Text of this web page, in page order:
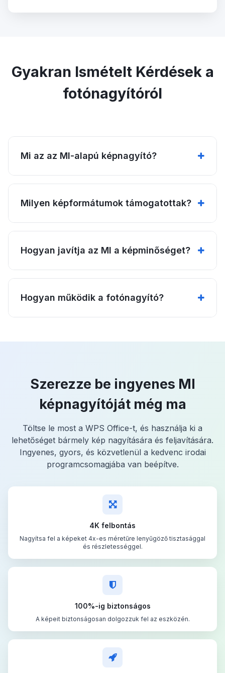
Gyakran Ismételt Kérdések a
fotónagyítóról
Mi az az MI-alapú képnagyító?
Milyen képformátumok támogatottak?
Hogyan javítja az MI a képminőséget?
Hogyan működik a fotónagyító?
Szerezze be ingyenes MI
képnagyítóját még ma
Töltse le most a WPS Office-t, és használja ki a
lehetőséget bármely kép nagyítására és feljavítására.
Ingyenes, gyors, és közvetlenül a kedvenc irodai
programcsomagjába van beépítve.
4K felbontás
Nagyítsa fel a képeket 4x-es méretűre lenyűgöző tisztasággal
és részletességgel.
100%-ig biztonságos
A képeit biztonságosan dolgozzuk fel az eszközén.